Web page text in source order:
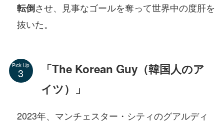
転倒させ、見事なゴールを奪って世界中の度肝を
抜いた。
Pick Up
「The Korean Guy（韓国人のア
イツ）」
2023年、マンチェスター・シティのグアルディ